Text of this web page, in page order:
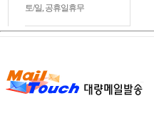
토/일, 공휴일휴무